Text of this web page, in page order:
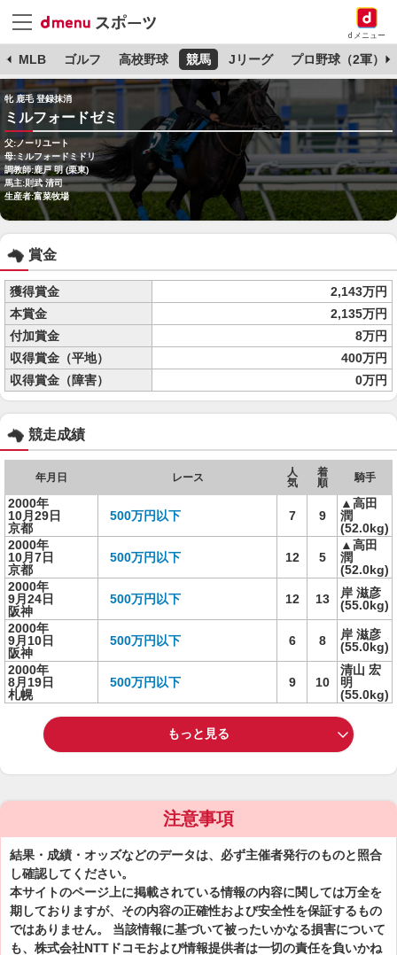
dメニュー
MLB ゴルフ 高校野球 競馬 Jリーグ プロ野球（2軍）
牝 鹿毛 登録抹消
ミルフォードゼミ
父:ノーリユート
母:ミルフォードミドリ
調教師:鹿戸 明 (栗東)
馬主:則武 清司
生産者:富菜牧場
賞金
獲得賞金
2,143万円
本賞金
2,135万円
付加賞金
8万円
収得賞金（平地）
400万円
収得賞金（障害）
0万円
競走成績
年月日 レース
人
気
着
順
騎手
2000年
10月29日
京都
500万円以下 7 9
▲高田
潤
(52.0kg)
2000年
10月7日
京都
500万円以下 12 5
▲高田
潤
(52.0kg)
2000年
9月24日
阪神
500万円以下 12 13
岸 滋彦
(55.0kg)
2000年
9月10日
阪神
500万円以下 6 8
岸 滋彦
(55.0kg)
2000年
8月19日
札幌
500万円以下 9 10
清山 宏
明
(55.0kg)
もっと見る
注意事項
結果・成績・オッズなどのデータは、必ず主催者発行のものと照合
し確認してください。
本サイトのページ上に掲載されている情報の内容に関しては万全を
期しておりますが、その内容の正確性および安全性を保証するもの
ではありません。 当該情報に基づいて被ったいかなる損害について
も、株式会社NTTドコモおよび情報提供者は一切の責任を負いかね